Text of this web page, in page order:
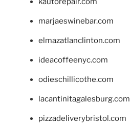
marjaeswinebar.com
elmazatlanclinton.com
ideacoffeenyc.com
odieschillicothe.com
lacantinitagalesburg.com
pizzadeliverybristol.com